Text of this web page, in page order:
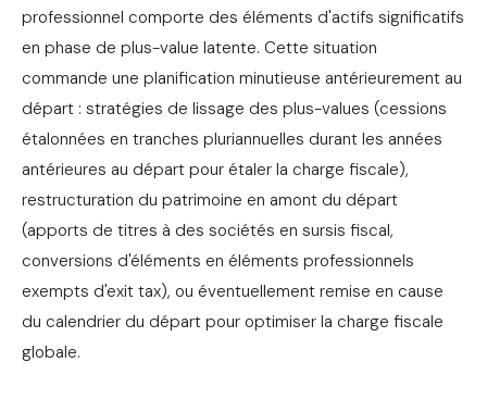
professionnel comporte des éléments d'actifs significatifs
en phase de plus-value latente. Cette situation
commande une planification minutieuse antérieurement au
départ : stratégies de lissage des plus-values (cessions
étalonnées en tranches pluriannuelles durant les années
antérieures au départ pour étaler la charge fiscale),
restructuration du patrimoine en amont du départ
(apports de titres à des sociétés en sursis fiscal,
conversions d'éléments en éléments professionnels
exempts d'exit tax), ou éventuellement remise en cause
du calendrier du départ pour optimiser la charge fiscale
globale.